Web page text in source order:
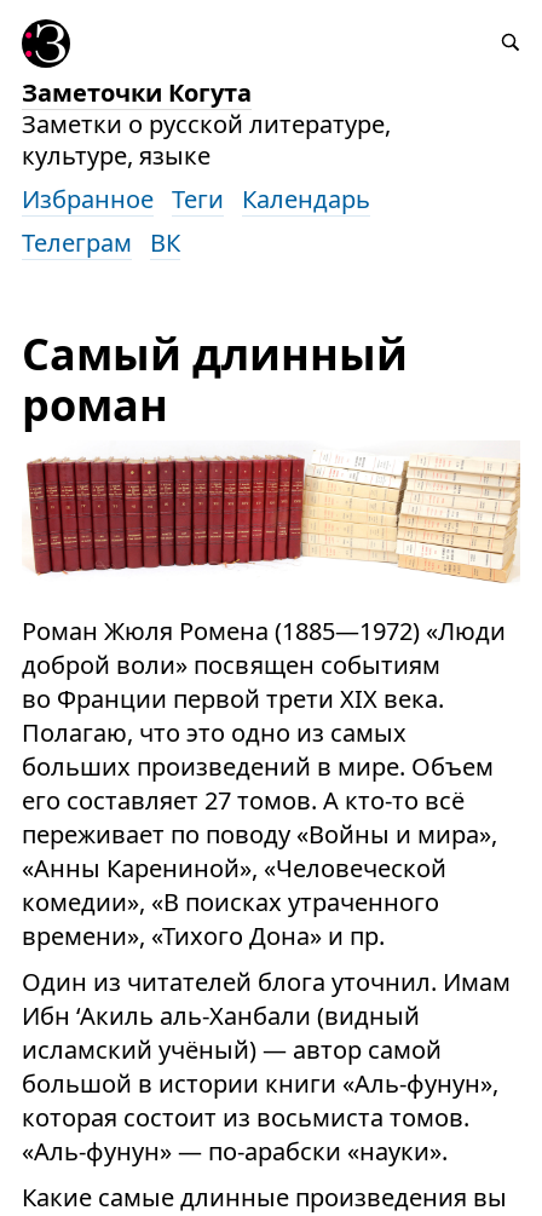
Заметочки Когута
Заметки о русской литературе,
культуре, языке
Избранное Теги
Календарь
Телеграм
ВК
Самый длинный
роман
Роман Жюля Ромена (1885—1972) «Люди
доброй воли» посвящен событиям
во Франции первой трети XIX века.
Полагаю, что это одно из самых
больших произведений в мире. Объем
его составляет 27 томов. А кто-то всё
переживает по поводу «Войны и мира»,
«Анны Карениной», «Человеческой
комедии», «В поисках утраченного
времени», «Тихого Дона» и пр.
Один из читателей блога уточнил. Имам
Ибн ‘Акиль аль-Ханбали (видный
исламский учёный) — автор самой
большой в истории книги «Аль-фунун»,
которая состоит из восьмиста томов.
«Аль-фунун» — по-арабски «науки».
Какие самые длинные произведения вы